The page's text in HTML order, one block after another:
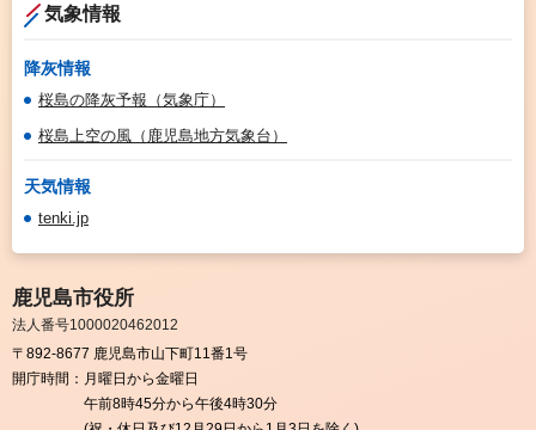
気象情報
降灰情報
桜島の降灰予報（気象庁）
桜島上空の風（鹿児島地方気象台）
天気情報
tenki.jp
鹿児島市役所
法人番号1000020462012
〒892-8677 鹿児島市山下町11番1号
開庁時間： 月曜日から金曜日
午前8時45分から午後4時30分